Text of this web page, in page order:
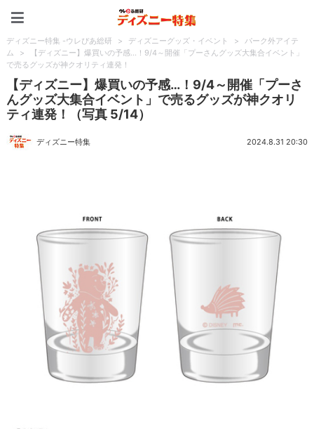
ディズニー特集 -ウレぴあ総研 > ディズニーグッズ・イベント >
パーク外アイテ
ム
>
【ディズニー】爆買いの予感…！9/4～開催「プーさんグッズ大集合イベント」
で売るグッズが神クオリティ連発！
【ディズニー】爆買いの予感…！9/4～開催「プーさ
んグッズ大集合イベント」で売るグッズが神クオリ
ティ連発！（写真 5/14）
ディズニー特集 2024.8.31 20:30